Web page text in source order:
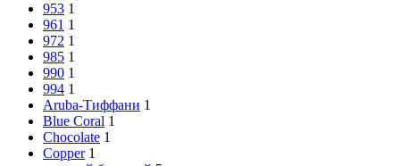
953 1
961 1
972 1
985 1
990 1
994 1
Aruba-Тиффани 1
Blue Coral 1
Chocolate 1
Copper 1